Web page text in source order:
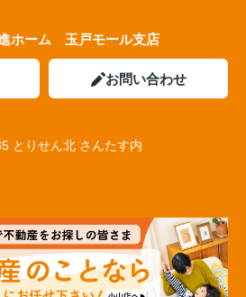
ホーム 玉戸モール支店
お問い合わせ
とりせん北 さんたす内